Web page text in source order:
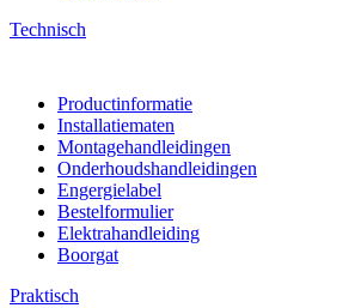
Technisch
Productinformatie
Installatiematen
Montagehandleidingen
Onderhoudshandleidingen
Engergielabel
Bestelformulier
Elektrahandleiding
Boorgat
Praktisch